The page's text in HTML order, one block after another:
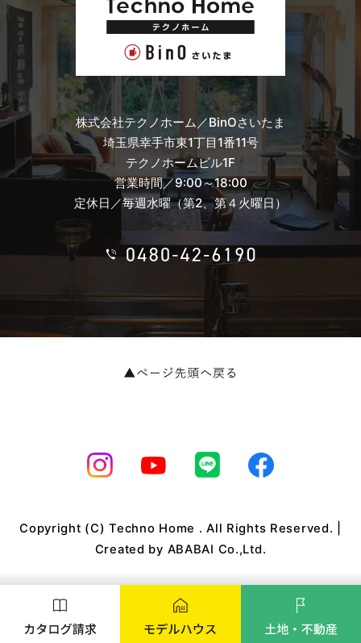
株式会社テクノホーム／BinOさいたま
埼玉県幸手市東1丁目1番11号
テクノホームビル1F
営業時間／9:00～18:00
定休日／毎週水曜（第2、第４火曜日）
Copyright (C) Techno Home . All Rights Reserved. |
Created by ABABAI Co.,Ltd.